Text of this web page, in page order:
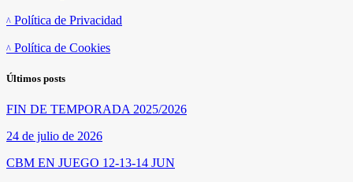
Política de Privacidad
Política de Cookies
Últimos posts
FIN DE TEMPORADA 2025/2026
24 de julio de 2026
CBM EN JUEGO 12-13-14 JUN